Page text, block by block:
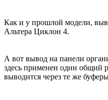
Как и у прошлой модели,
Альтера Циклон 4.
А вот вывод на панели
здесь применен один общий
выводится через те же